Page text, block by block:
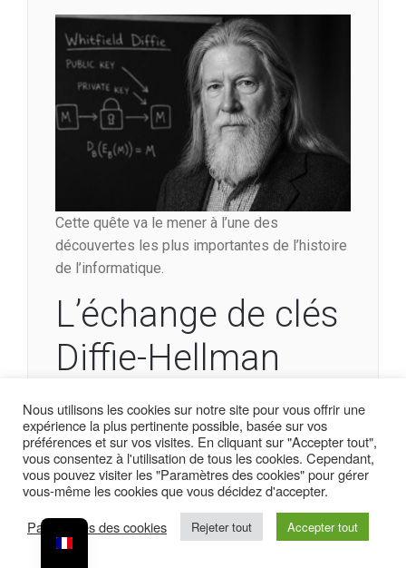
Cette quête va le mener à l’une des
découvertes les plus importantes de l’histoire
de l’informatique.
L’échange de clés
Diffie-Hellman
En1976 , Whitfield Diffie publie avecMartin
Hellmanl’article« New Directions in
Cryptography ». Ils y décrivent un concept
révolutionnaire : lacryptographie à clé
publique .
L’idée est élégante : chaque utilisateur
Nous utilisons les cookies sur notre site pour vous offrir une
expérience la plus pertinente possible, basée sur vos
préférences et sur vos visites. En cliquant sur "Accepter tout",
vous consentez à l'utilisation de tous les cookies. Cependant,
vous pouvez visiter les "Paramètres des cookies" pour gérer
vous-même les cookies que vous décidez d'accepter.
Paramètres des cookies
Rejeter tout Accepter tout